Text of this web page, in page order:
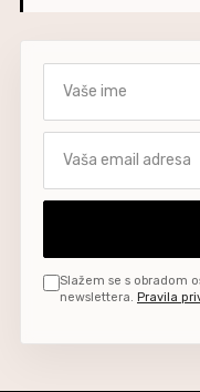
Slažem se s obradom
newslettera. Pravila